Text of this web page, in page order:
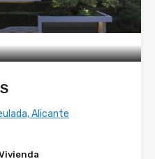
Alicante